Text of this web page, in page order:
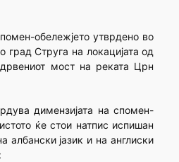
обележјето утврдено во
град Струга на локацијата од
мост на реката Црн
димензијата на спомен-
ќе стои натпис испишан
албански јазик и на англиски